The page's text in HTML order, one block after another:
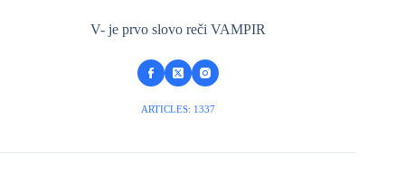
V- je prvo slovo reči VAMPIR
ARTICLES: 1337